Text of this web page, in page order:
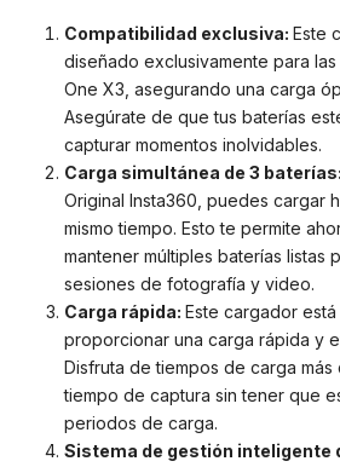
Compatibilidad exclusiva: Este
diseñado exclusivamente para
One X3, asegurando una carga
Asegúrate de que tus baterías
capturar momentos inolvidables.
Carga simultánea de 3 baterías:
Original Insta360, puedes cargar
mismo tiempo. Esto te permite
mantener múltiples baterías listas
sesiones de fotografía y video.
Carga rápida: Este cargador
proporcionar una carga rápida y
Disfruta de tiempos de carga más
tiempo de captura sin tener que
periodos de carga.
Sistema de gestión inteligente